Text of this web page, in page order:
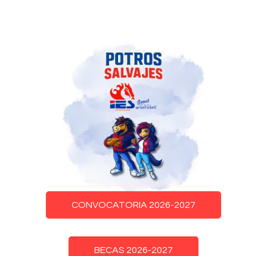
CONVOCATORIA 2026-2027
BECAS 2026-2027